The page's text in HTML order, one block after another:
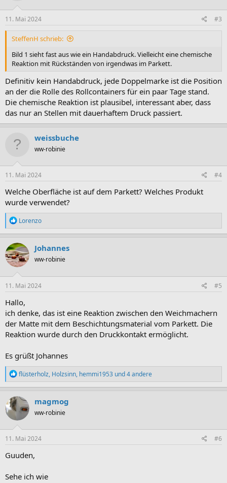
11. Mai 2024 #3
SteffenH schrieb:
Bild 1 sieht fast aus wie ein Handabdruck. Vielleicht eine chemische
Reaktion mit Rückständen von irgendwas im Parkett.
Definitiv kein Handabdruck, jede Doppelmarke ist die Position
an der die Rolle des Rollcontainers für ein paar Tage stand.
Die chemische Reaktion ist plausibel, interessant aber, dass
das nur an Stellen mit dauerhaftem Druck passiert.
weissbuche
ww-robinie
11. Mai 2024 #4
Welche Oberfläche ist auf dem Parkett? Welches Produkt
wurde verwendet?
R
e
a
k
t
i
o
n
e
:
Lorenzo
Johannes
ww-robinie
11. Mai 2024 #5
Hallo,
ich denke, das ist eine Reaktion zwischen den Weichmachern
der Matte mit dem Beschichtungsmaterial vom Parkett. Die
Reaktion wurde durch den Druckkontakt ermöglicht.
Es grüßt Johannes
R
e
a
k
t
o
n
e
:
flüsterholz, Holzsinn, hemmi1953 und 4 andere
magmog
ww-robinie
11. Mai 2024 #6
Guuden,
Sehe ich wie